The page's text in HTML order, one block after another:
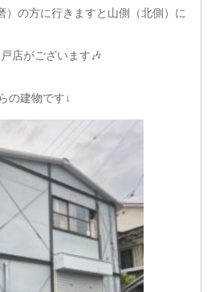
）の方に行きますと山側（北側）に
店がございます🎶
の建物です↓